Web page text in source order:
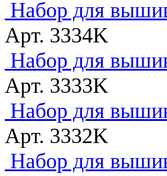
Набор для
Арт. 3334K
Набор для
Арт. 3333K
Набор для
Арт. 3332K
Набор для